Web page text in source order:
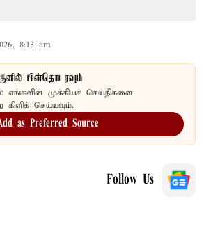
8:13 am
பின்தொடரவும்
எங்களின் முக்கியச் செய்திகளை
செய்யவும்.
as Preferred Source
Follow Us